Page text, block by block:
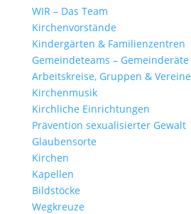
WIR – Das Team
Kirchen­vor­stände
Kinder­gärten & Familienzentren
Gemein­de­teams – Gemeinderäte
Arbeits­kreise, Gruppen & Vereine
Kirchen­musik
Kirch­liche Einrichtungen
Präven­tion sexua­li­sierter Gewalt
Glau­ben­s­orte
Kirchen
Kapellen
Bild­stöcke
Wegkreuze